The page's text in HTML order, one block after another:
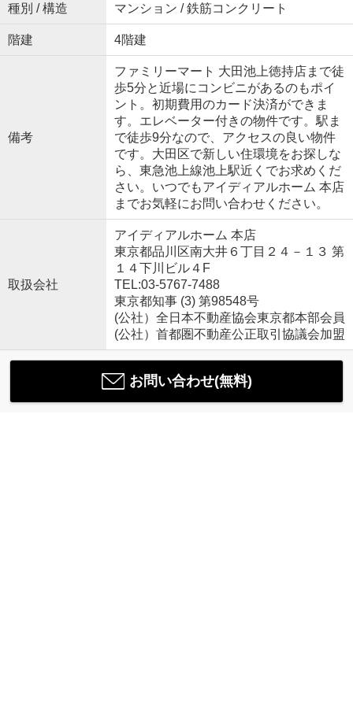
種別 / 構造 マンション / 鉄筋コンクリート
階建 4階建
備考
ファミリーマート 大田池上徳持店まで徒
歩5分と近場にコンビニがあるのもポイ
ント。初期費用のカード決済ができま
す。エレベーター付きの物件です。駅ま
で徒歩9分なので、アクセスの良い物件
です。大田区で新しい住環境をお探しな
ら、東急池上線池上駅近くでお求めくだ
さい。いつでもアイディアルホーム 本店
までお気軽にお問い合わせください。
取扱会社
アイディアルホーム 本店
東京都品川区南大井６丁目２４－１３ 第
１４下川ビル４F
TEL:03-5767-7488
東京都知事 (3) 第98548号
(公社）全日本不動産協会東京都本部会員
(公社）首都圏不動産公正取引協議会加盟
お問い合わせ(無料)